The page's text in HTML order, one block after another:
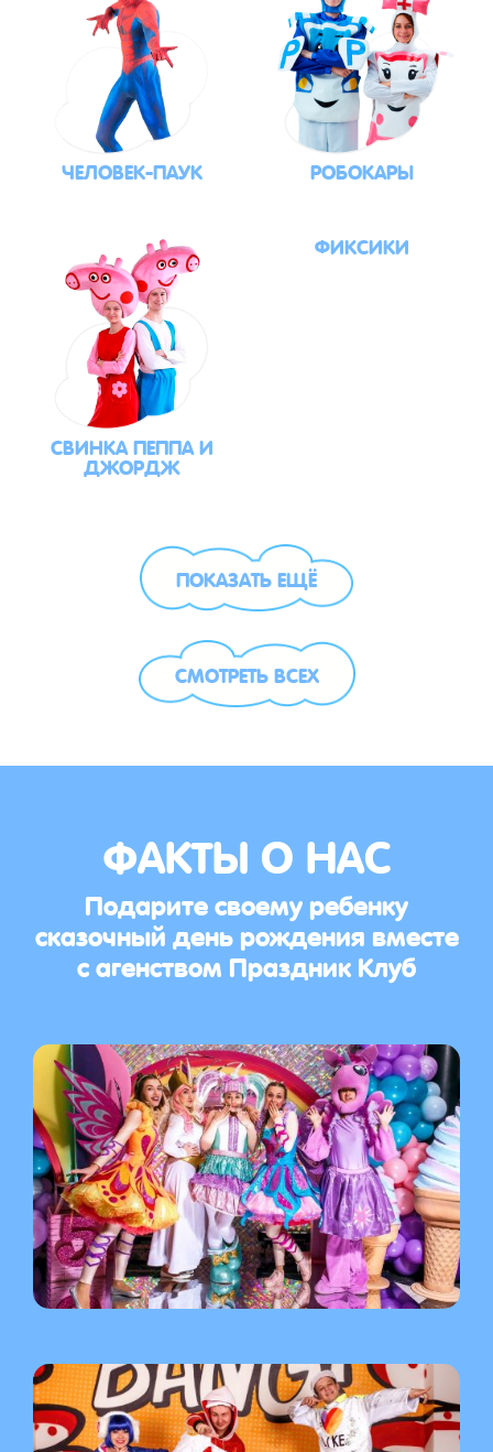
ЧЕЛОВЕК-ПАУК РОБОКАРЫ
СВИНКА ПЕППА И
ДЖОРДЖ
ФИКСИКИ
ПОКАЗАТЬ ЕЩЁ
СМОТРЕТЬ ВСЕХ
ФАКТЫ О НАС
Подарите своему ребенку
сказочный день рождения вместе
с агенством Праздник Клуб